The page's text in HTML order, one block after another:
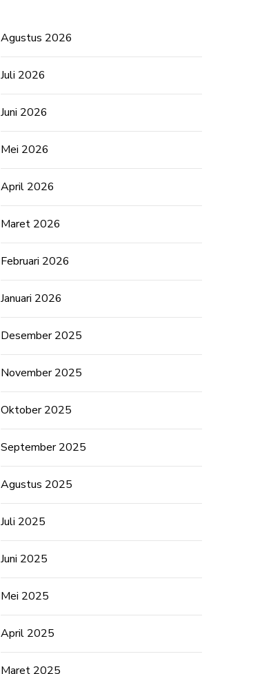
Agustus 2026
Juli 2026
Juni 2026
Mei 2026
April 2026
Maret 2026
Februari 2026
Januari 2026
Desember 2025
November 2025
Oktober 2025
September 2025
Agustus 2025
Juli 2025
Juni 2025
Mei 2025
April 2025
Maret 2025